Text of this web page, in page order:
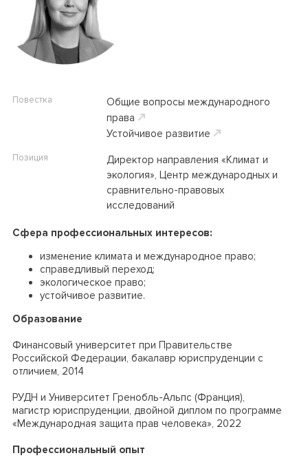
Сфера профессиональных интересов:
изменение климата и международное право;
справедливый переход;
экологическое право;
устойчивое развитие.
Образование
Финансовый университет при Правительстве
Российской Федерации, бакалавр юриспруденции с
отличием, 2014
РУДН и Университет Гренобль-Альпс (Франция),
магистр юриспруденции, двойной диплом по программе
«Международная защита прав человека», 2022
Профессиональный опыт
Повестка
Общие вопросы международного
права
Устойчивое развитие
Позиция
Директор направления «Климат и
экология», Центр международных и
сравнительно-правовых
исследований